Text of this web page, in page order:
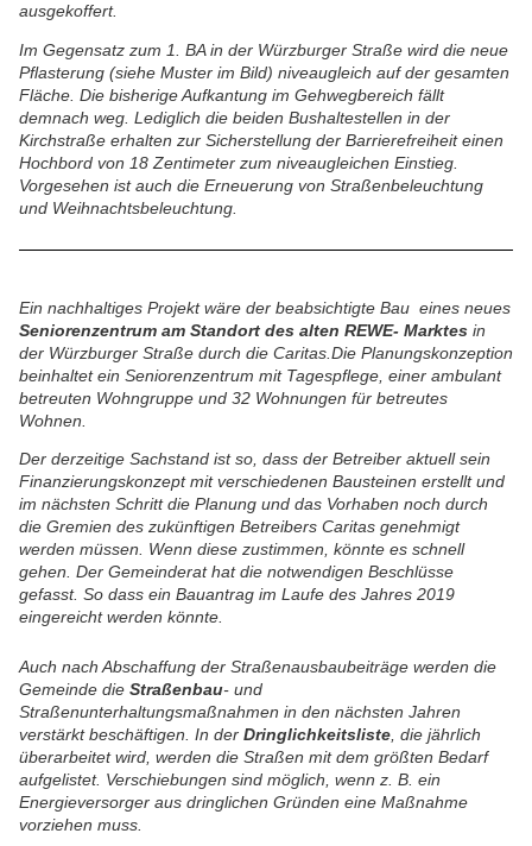
ausgekoffert.
Im Gegensatz zum 1. BA in der Würzburger Straße wird die neue
Pflasterung (siehe Muster im Bild) niveaugleich auf der gesamten
Fläche. Die bisherige Aufkantung im Gehwegbereich fällt
demnach weg. Lediglich die beiden Bushaltestellen in der
Kirchstraße erhalten zur Sicherstellung der Barrierefreiheit einen
Hochbord von 18 Zentimeter zum niveaugleichen Einstieg.
Vorgesehen ist auch die Erneuerung von Straßenbeleuchtung
und Weihnachtsbeleuchtung.
Ein nachhaltiges Projekt wäre der beabsichtigte Bau eines neues
Seniorenzentrum am Standort des alten REWE- Marktes in
der Würzburger Straße durch die Caritas. Die Planungskonzeption
beinhaltet ein Seniorenzentrum mit Tagespflege, einer ambulant
betreuten Wohngruppe und 32 Wohnungen für betreutes
Wohnen.
Der derzeitige Sachstand ist so, dass der Betreiber aktuell sein
Finanzierungskonzept mit verschiedenen Bausteinen erstellt und
im nächsten Schritt die Planung und das Vorhaben noch durch
die Gremien des zukünftigen Betreibers Caritas genehmigt
werden müssen. Wenn diese zustimmen, könnte es schnell
gehen. Der Gemeinderat hat die notwendigen Beschlüsse
gefasst. So dass ein Bauantrag im Laufe des Jahres 2019
eingereicht werden könnte.
Auch nach Abschaffung der Straßenausbaubeiträge werden die
Gemeinde die Straßenbau- und
Straßenunterhaltungsmaßnahmen in den nächsten Jahren
verstärkt beschäftigen. In der Dringlichkeitsliste, die jährlich
überarbeitet wird, werden die Straßen mit dem größten Bedarf
aufgelistet. Verschiebungen sind möglich, wenn z. B. ein
Energieversorger aus dringlichen Gründen eine Maßnahme
vorziehen muss.